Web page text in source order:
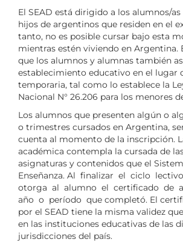
El SEAD está dirigido a los alumnos/
hijos de argentinos que residen en el
tanto, no es posible cursar bajo esta
mientras estén viviendo en Argentina.
que los alumnos y alumnas también
establecimiento educativo en el lugar
temporaria, tal como lo establece la
Nacional N° 26.206 para los menores
Los alumnos que presenten algún o
o trimestres cursados en Argentina,
cuenta al momento de la inscripción.
académica contempla la cursada de
asignaturas y contenidos que el
Enseñanza. Al finalizar el ciclo
otorga al alumno el certificado de
año o período que completó. El
por el SEAD tiene la misma validez
en las instituciones educativas de las
jurisdicciones del país.